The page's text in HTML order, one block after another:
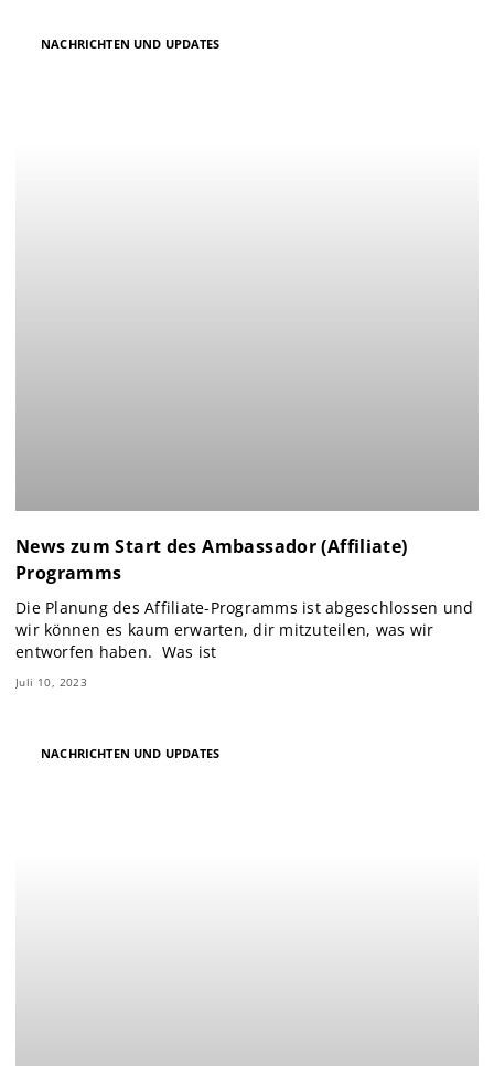
NACHRICHTEN UND UPDATES
News zum Start des Ambassador (Affiliate)
Programms
Die Planung des Affiliate-Programms ist abgeschlossen und
wir können es kaum erwarten, dir mitzuteilen, was wir
entworfen haben. Was ist
Juli 10, 2023
NACHRICHTEN UND UPDATES